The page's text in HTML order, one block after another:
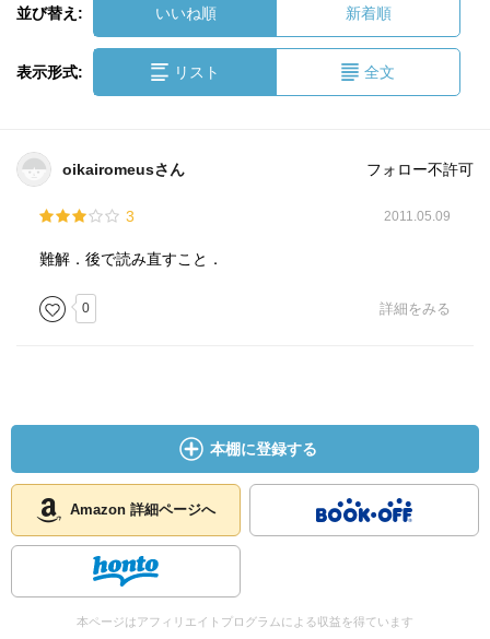
並び替え: いいね順 新着順
表示形式: リスト 全文
oikairomeusさん フォロー不許可
3 2011.05.09
難解．後で読み直すこと．
0 詳細をみる
本棚に登録する
Amazon 詳細ページへ
本ページはアフィリエイトプログラムによる収益を得ています